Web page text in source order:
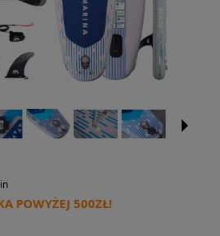
POWYŻEJ 500ZŁ!